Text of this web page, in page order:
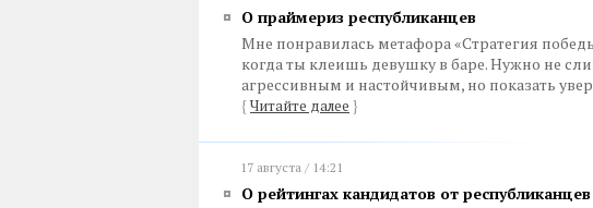
О праймериз республиканцев
Мне понравилась метафора «Стратегия
когда ты клеишь девушку в баре. Нужно не
агрессивным и настойчивым, но показать
{ Читайте далее }
17 августа / 14:21
О рейтингах кандидатов от